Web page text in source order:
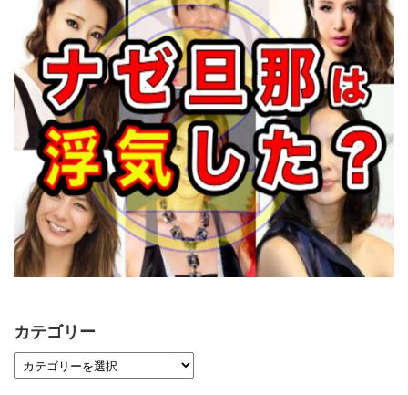
カテゴリー